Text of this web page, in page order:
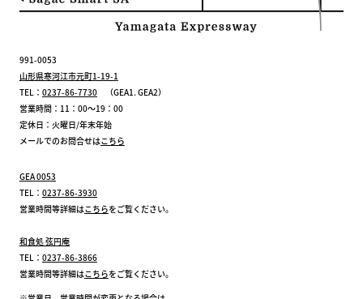
991-0053
山形県寒河江市元町1-19-1
TEL： 0237-86-7730（GEA1. GEA2）
営業時間：11：00～19：00
定休日：火曜日/年末年始
メールでのお問合せはこちら
GEA 0053
TEL： 0237-86-3930
営業時間等詳細はこちらをご覧ください。
和食処 弦円庵
TEL： 0237-86-3866
営業時間等詳細はこちらをご覧ください。